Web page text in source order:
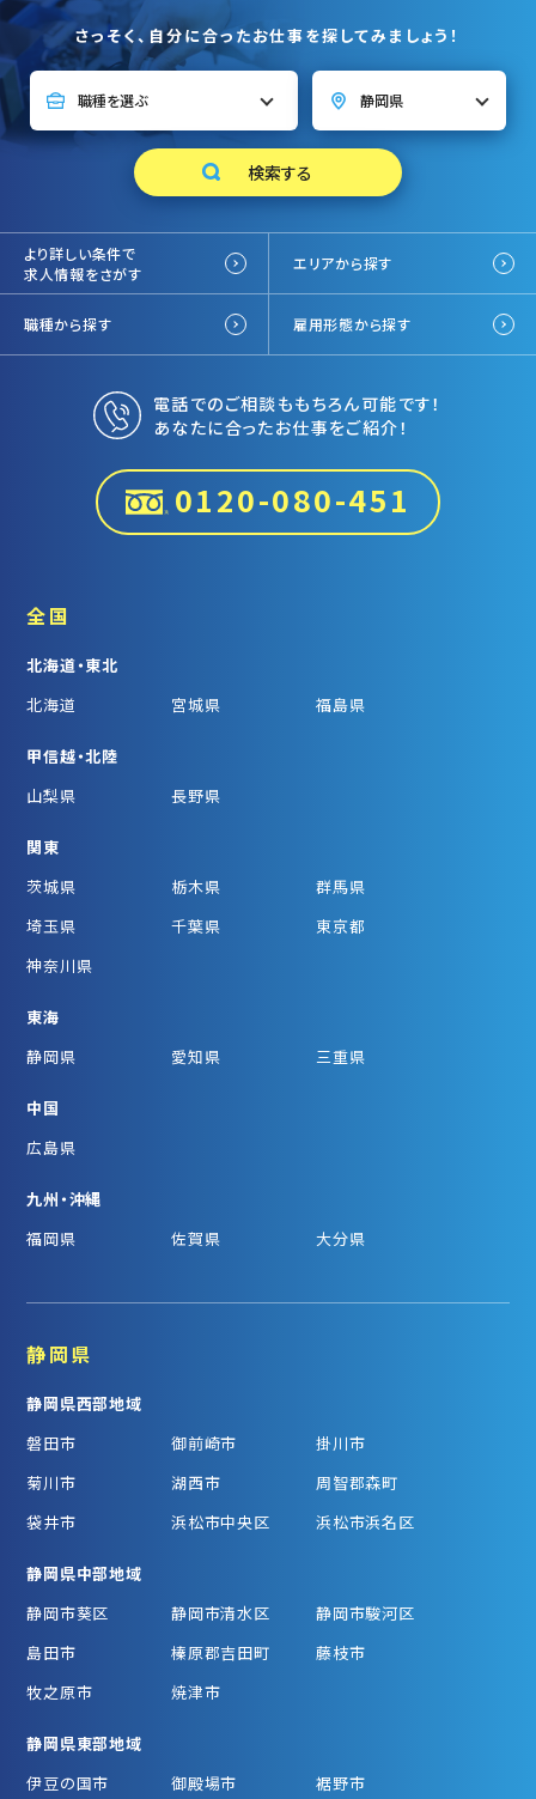
さっそく、自分に合ったお仕事を探してみましょう！
より詳しい条件で
求人情報をさがす
エリアから探す
職種から探す 雇用形態から探す
電話でのご相談ももちろん可能です！
あなたに合ったお仕事をご紹介！
0120-080-451
全国
北海道・東北
北海道
宮城県 福島県
甲信越・北陸
山梨県
長野県
関東
茨城県
栃木県
群馬県
埼玉県
千葉県
東京都
神奈川県
東海
静岡県
愛知県 三重県
中国
広島県
九州・沖縄
福岡県
佐賀県 大分県
静岡県
静岡県西部地域
磐田市
御前崎市
掛川市
菊川市
湖西市
周智郡森町
袋井市
浜松市中央区 浜松市浜名区
静岡県中部地域
静岡市葵区
静岡市清水区
静岡市駿河区
島田市
榛原郡吉田町
藤枝市
牧之原市
焼津市
静岡県東部地域
伊豆の国市
御殿場市 裾野市